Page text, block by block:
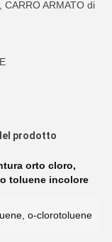
ARMATO di
prodotto
orto cloro,
toluene incolore
o-clorotoluene